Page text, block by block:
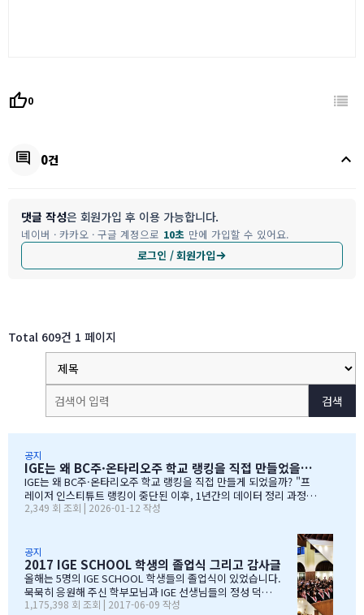
thumb_up0
comment 0건 keyboard_arrow_up
댓글 작성은 회원가입 후 이용 가능합니다.
네이버 · 카카오 · 구글 계정으로 10초 만에 가입할 수 있어요.
로그인 / 회원가입
Total 609건 1 페이지
검색
공지
IGE는 왜 BC주·온타리오주 학교 랭킹을 직접 만들었을까?
IGE는 왜 BC주·온타리오주 학교 랭킹을 직접 만들게 되었을까? "프
레이저 인스티튜트 랭킹이 중단된 이후, 1년간의 데이터 정리 과정을
공유합니다" 처음부터 랭킹을 만들려던 건 아니었습니다 IGE도 그동
er Institute)의 랭킹을 참고해왔습니다. 학교 상담 시 참고 자료로
활용하기 좋았습니다. 그런데 문제가 생겼습니다. BC주 세컨더리 랭
킹이 지난 7~8년 동안 업데이트되지 않고 있었습니다. 최근 자료로 B
C주 세컨더리 학교들의 현황을 파악하고 싶었는데, 참고할 만한 데이
터가 없어 어려움이 있었습니다. 그래서 직접 자료를 찾아보기 시작
했습니다. '혹시 어딘가에 최신 학업 데이터가 있지 않을까?' 하는 마
2,349 회 조회 | 2026-01-12 작성
공지
2017 IGE SCHOOL 학생의 졸업식 그리고 감사글
올해는 5명의 IGE SCHOOL 학생들의 졸업식이 있었습니다.
묵묵히 응원해 주신 학부모님과 IGE 선생님들의 정성 덕에
모두 원하는 대학에 진학을 하게 되었음을 진심으로 감사드
1,175,398 회 조회 | 2017-06-09 작성